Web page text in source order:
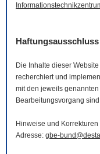
Haftungsausschluss
Die Inhalte dieser Website
recherchiert und
mit den jeweils
Bearbeitungsvorgang
Hinweise und
Adresse: gbe-